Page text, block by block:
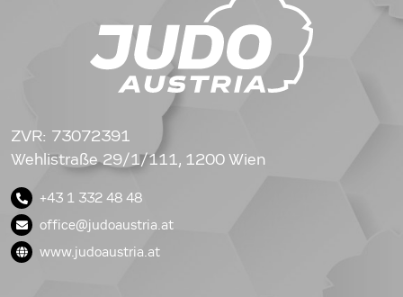
ZVR: 73072391
Wehlistraße 29/1/111, 1200 Wien
+43 1 332 48 48
office@judoaustria.at
www.judoaustria.at